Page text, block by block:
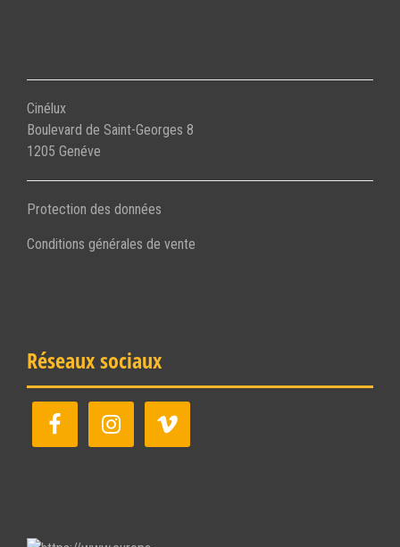
Cinélux
Boulevard de Saint-Georges 8
1205 Genéve
Protection des données
Conditions générales de vente
Réseaux sociaux